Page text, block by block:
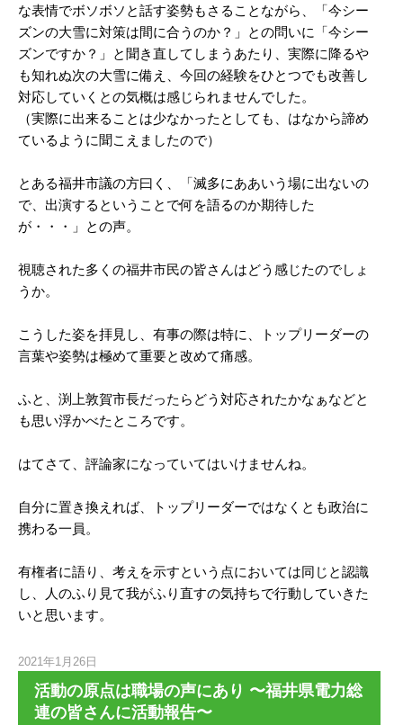
な表情でボソボソと話す姿勢もさることながら、「今シー
ズンの大雪に対策は間に合うのか？」との問いに「今シー
ズンですか？」と聞き直してしまうあたり、実際に降るや
も知れぬ次の大雪に備え、今回の経験をひとつでも改善し
対応していくとの気概は感じられませんでした。
（実際に出来ることは少なかったとしても、はなから諦め
ているように聞こえましたので）
とある福井市議の方曰く、「滅多にああいう場に出ないの
で、出演するということで何を語るのか期待した
が・・・」との声。
視聴された多くの福井市民の皆さんはどう感じたのでしょ
うか。
こうした姿を拝見し、有事の際は特に、トップリーダーの
言葉や姿勢は極めて重要と改めて痛感。
ふと、渕上敦賀市長だったらどう対応されたかなぁなどと
も思い浮かべたところです。
はてさて、評論家になっていてはいけませんね。
自分に置き換えれば、トップリーダーではなくとも政治に
携わる一員。
有権者に語り、考えを示すという点においては同じと認識
し、人のふり見て我がふり直すの気持ちで行動していきた
いと思います。
2021年1月26日
活動の原点は職場の声にあり 〜福井県電力総
連の皆さんに活動報告〜